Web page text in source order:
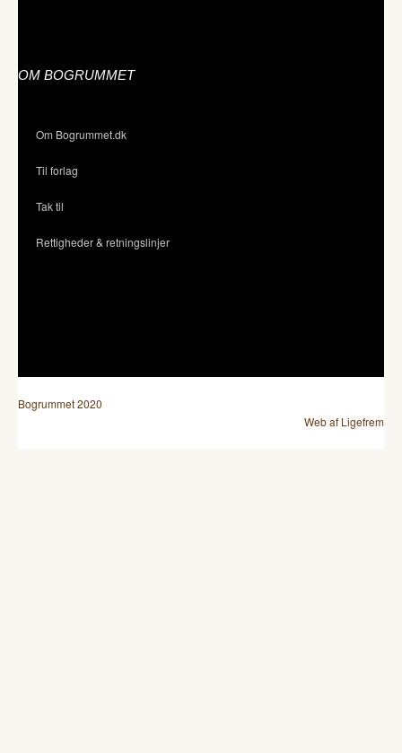
OM BOGRUMMET
Om Bogrummet.dk
Til forlag
Tak til
Rettigheder & retningslinjer
Bogrummet 2020
Web af Ligefrem